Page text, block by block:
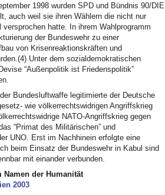
1998 wurden SPD und Bündnis 90/DIE
auch weil sie ihren Wählern die nicht nur
hatte. In ihrem Wahlprogramm
der Bundeswehr zu einer
von Krisenreaktionskräften und
Unter dem sozialdemokratischen
“Außenpolitik ist Friedenspolitik”
Bundesluftwaffe legitimierte der Deutsche
wie völkerrechtswidrigen Angriffskrieg
NATO-Angriffskrieg gegen
“Primat des Militärischen” und
UNO. Erst im Nachhinein erfolgte eine
beim Einsatz der Bundeswehr in Kabul sind
mit einander verbunden.
der Humanität
2003